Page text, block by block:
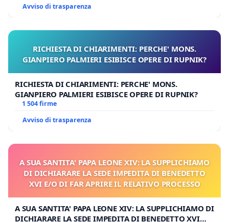
Avviso di trasparenza
RICHIESTA DI CHIARIMENTI: PERCHE' MONS.
GIANPIERO PALMIERI ESIBISCE OPERE DI RUPNIK?
RICHIESTA DI CHIARIMENTI: PERCHE' MONS.
GIANPIERO PALMIERI ESIBISCE OPERE DI RUPNIK?
1 504 firme
Avviso di trasparenza
A SUA SANTITA' PAPA LEONE XIV: LA SUPPLICHIAMO
DI DICHIARARE LA SEDE IMPEDITA DI BENEDETTO
XVI E/O DI FAR APRIRE IL RELATIVO PROCESSO
A SUA SANTITA' PAPA LEONE XIV: LA SUPPLICHIAMO DI
DICHIARARE LA SEDE IMPEDITA DI BENEDETTO XVI